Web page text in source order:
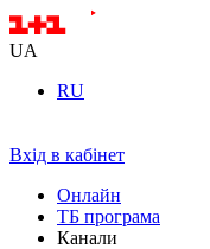
UA
RU
Вхід в кабінет
Онлайн
ТБ програма
Канали